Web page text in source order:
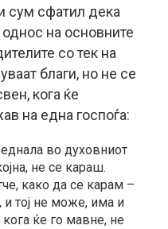
сум сфатил дека
на основните
со тек на
благи, но не се
кога ќе
на една госпоѓа:
во духовниот
не се караш.
како да се карам –
и тој не може, има и
ќе го мавне, не